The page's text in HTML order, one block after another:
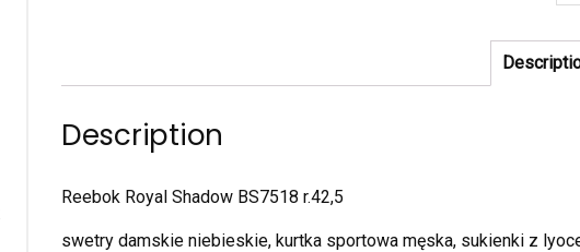
Description
Reebok Royal Shadow BS7518 r.42,5
swetry damskie niebieskie, kurtka sportowa męska, sukienki z